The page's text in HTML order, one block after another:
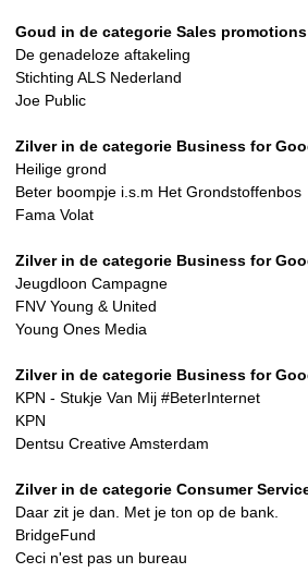
Goud in de categorie Sales
De genadeloze aftakeling
Stichting ALS Nederland
Joe Public
Zilver in de categorie Business for
Heilige grond
Beter boompje i.s.m Het Grondstoffenbos
Fama Volat
Zilver in de categorie Business for
Jeugdloon Campagne
FNV Young & United
Young Ones Media
Zilver in de categorie Business for
KPN - Stukje Van Mij #BeterInternet
KPN
Dentsu Creative Amsterdam
Zilver in de categorie Consumer
Daar zit je dan. Met je ton op de bank.
BridgeFund
Ceci n'est pas un bureau